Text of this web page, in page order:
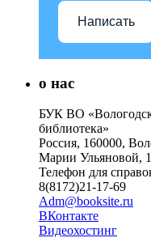
Написать
о нас
БУК ВО
библиотека»
Россия, 160000,
Марии Ульяновой, 1
Телефон для
8(8172)21-17-69
Adm@booksite.ru
ВКонтакте
Видеохостинг